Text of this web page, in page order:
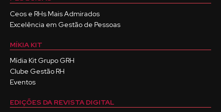
Ceos e RHs Mais Admirados
Excelência em Gestão de Pessoas
MÍKIA KIT
Mídia Kit Grupo GRH
Clube Gestão RH
Eventos
EDIÇÕES DA REVISTA DIGITAL